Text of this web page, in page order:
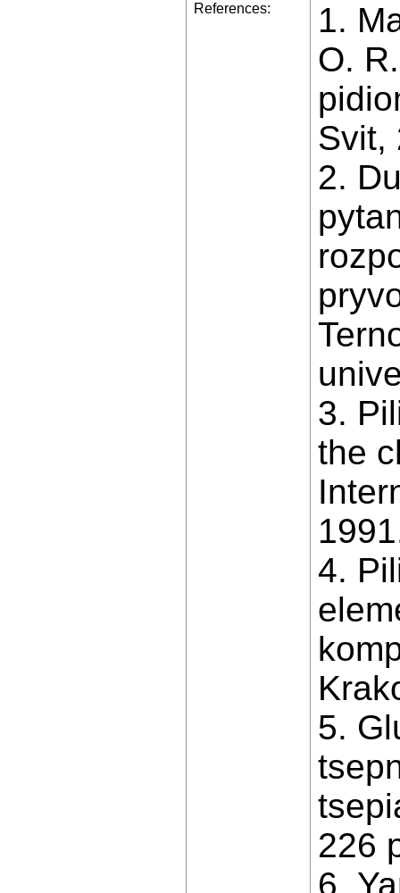
References:
1.
O.
Svit,
2.
3.
the
4.
5.
226
6.